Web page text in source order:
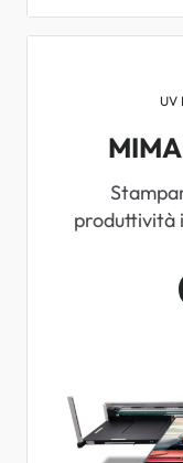
UV
produttività